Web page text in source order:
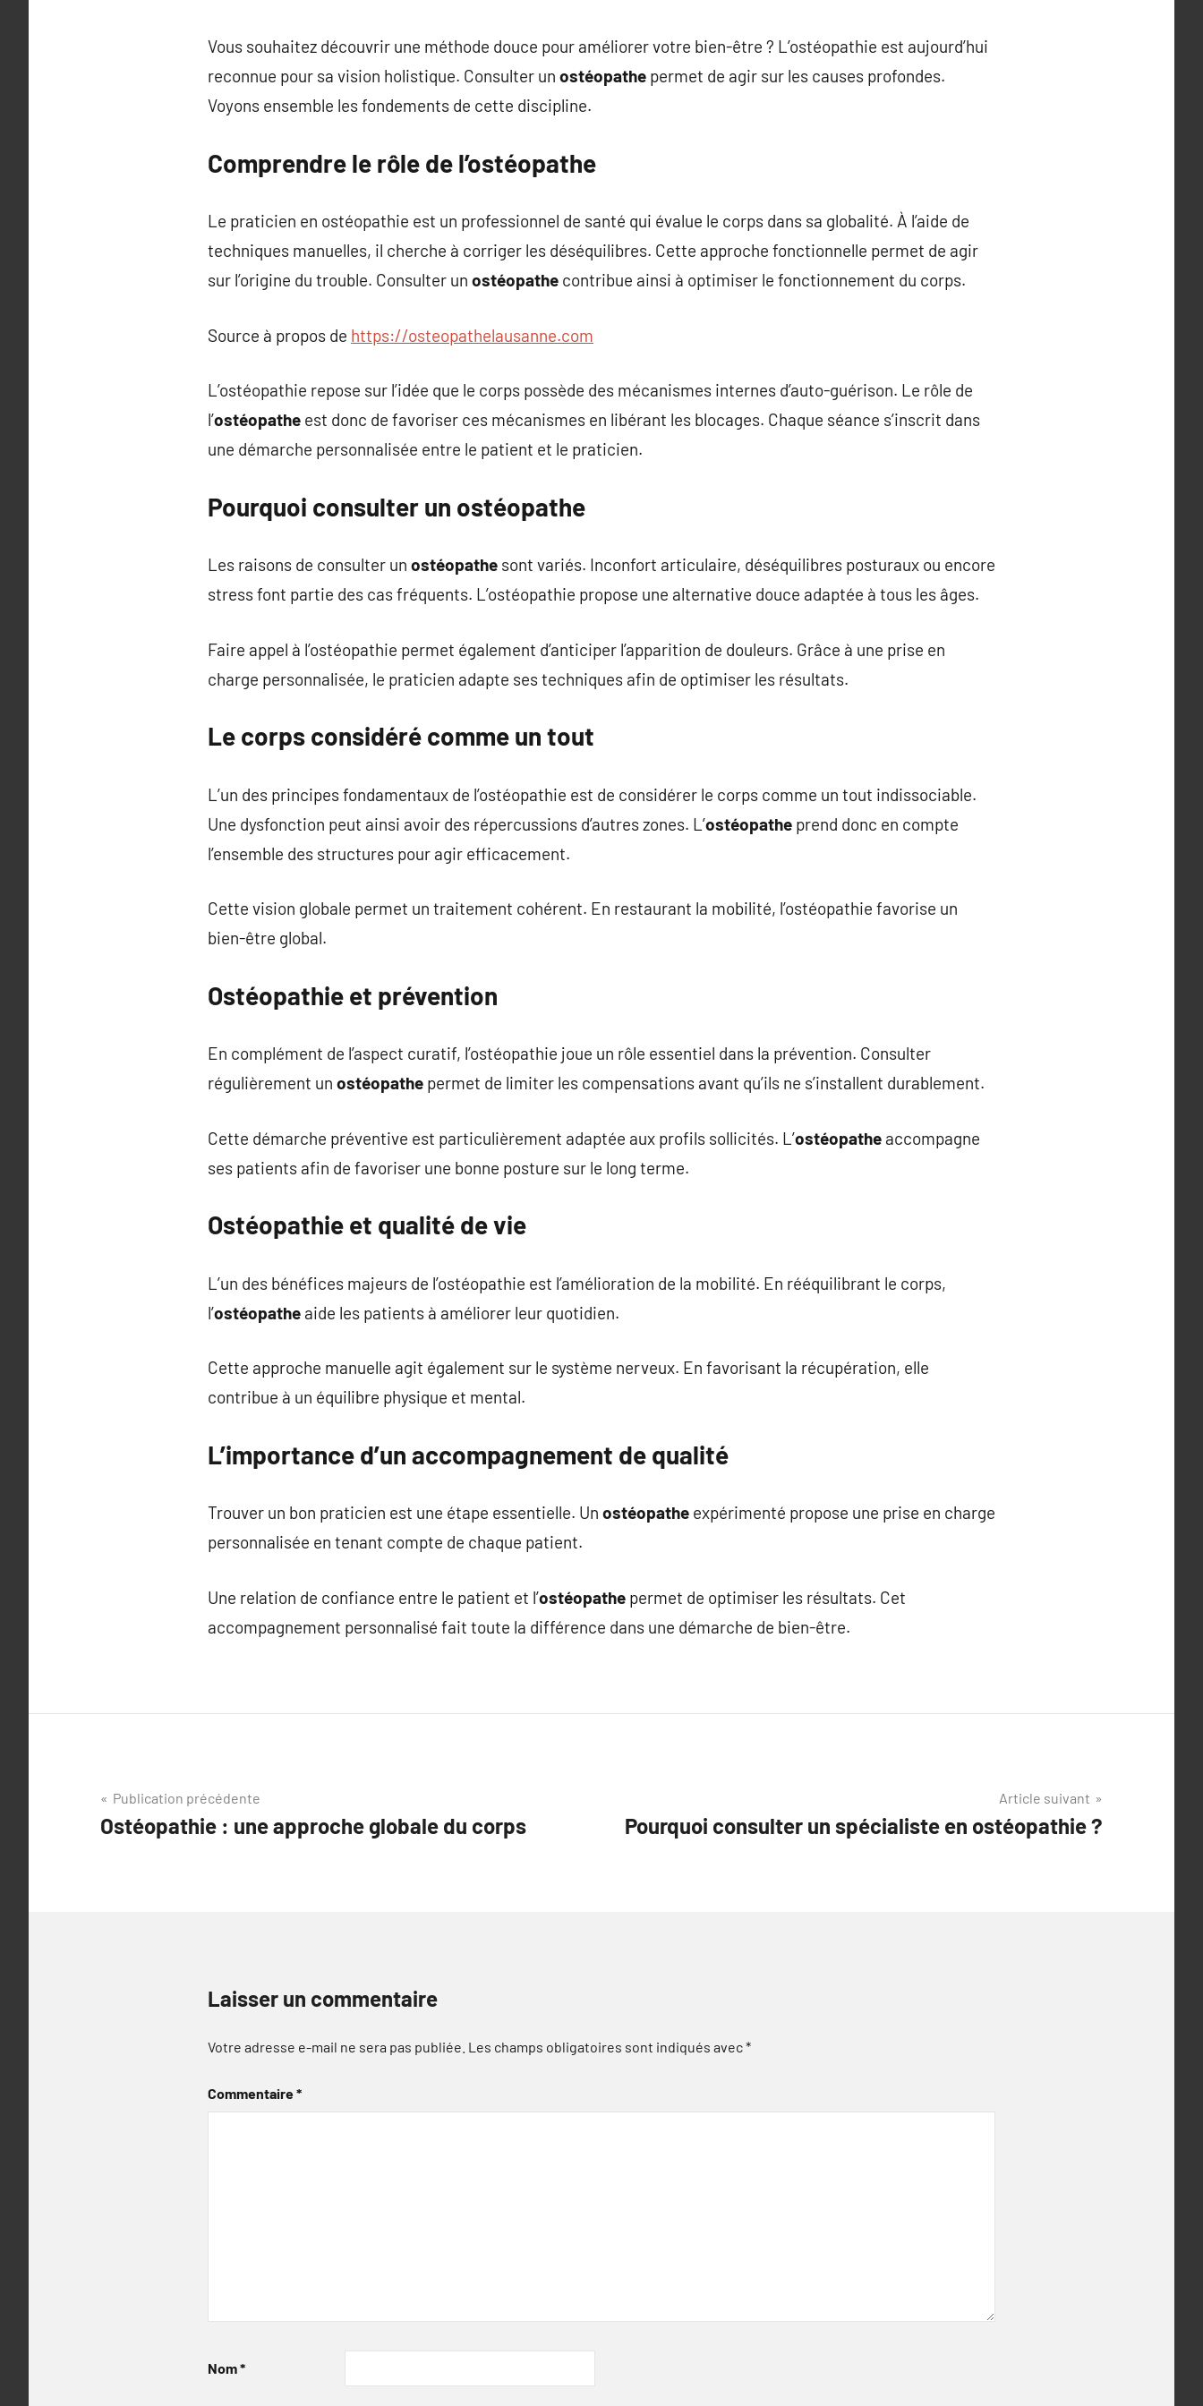
Vous souhaitez découvrir une méthode douce pour améliorer votre bien-être ? L’ostéopathie est aujourd’hui
reconnue pour sa vision holistique. Consulter un ostéopathe permet de agir sur les causes profondes.
Voyons ensemble les fondements de cette discipline.
Comprendre le rôle de l’ostéopathe
Le praticien en ostéopathie est un professionnel de santé qui évalue le corps dans sa globalité. À l’aide de
techniques manuelles, il cherche à corriger les déséquilibres. Cette approche fonctionnelle permet de agir
sur l’origine du trouble. Consulter un ostéopathe contribue ainsi à optimiser le fonctionnement du corps.
Source à propos de https://osteopathelausanne.com
L’ostéopathie repose sur l’idée que le corps possède des mécanismes internes d’auto-guérison. Le rôle de
l’ostéopathe est donc de favoriser ces mécanismes en libérant les blocages. Chaque séance s’inscrit dans
une démarche personnalisée entre le patient et le praticien.
Pourquoi consulter un ostéopathe
Les raisons de consulter un ostéopathe sont variés. Inconfort articulaire, déséquilibres posturaux ou encore
stress font partie des cas fréquents. L’ostéopathie propose une alternative douce adaptée à tous les âges.
Faire appel à l’ostéopathie permet également d’anticiper l’apparition de douleurs. Grâce à une prise en
charge personnalisée, le praticien adapte ses techniques afin de optimiser les résultats.
Le corps considéré comme un tout
L’un des principes fondamentaux de l’ostéopathie est de considérer le corps comme un tout indissociable.
Une dysfonction peut ainsi avoir des répercussions d’autres zones. L’ostéopathe prend donc en compte
l’ensemble des structures pour agir efficacement.
Cette vision globale permet un traitement cohérent. En restaurant la mobilité, l’ostéopathie favorise un
bien-être global.
Ostéopathie et prévention
En complément de l’aspect curatif, l’ostéopathie joue un rôle essentiel dans la prévention. Consulter
régulièrement un ostéopathe permet de limiter les compensations avant qu’ils ne s’installent durablement.
Cette démarche préventive est particulièrement adaptée aux profils sollicités. L’ostéopathe accompagne
ses patients afin de favoriser une bonne posture sur le long terme.
Ostéopathie et qualité de vie
L’un des bénéfices majeurs de l’ostéopathie est l’amélioration de la mobilité. En rééquilibrant le corps,
l’ostéopathe aide les patients à améliorer leur quotidien.
Cette approche manuelle agit également sur le système nerveux. En favorisant la récupération, elle
contribue à un équilibre physique et mental.
L’importance d’un accompagnement de qualité
Trouver un bon praticien est une étape essentielle. Un ostéopathe expérimenté propose une prise en charge
personnalisée en tenant compte de chaque patient.
Une relation de confiance entre le patient et l’ostéopathe permet de optimiser les résultats. Cet
accompagnement personnalisé fait toute la différence dans une démarche de bien-être.
Navigation
de
Publication précédente
Ostéopathie : une approche globale du corps
Article suivant
Pourquoi consulter un spécialiste en ostéopathie ?
Laisser un commentaire
Votre adresse e-mail ne sera pas publiée. Les champs obligatoires sont indiqués avec*
Commentaire*
Nom*